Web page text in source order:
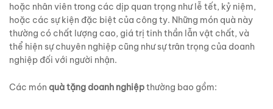
hoặc nhân viên trong các dịp quan trọng như lễ tết, kỷ niệm,
hoặc các sự kiện đặc biệt của công ty. Những món quà này
thường có chất lượng cao, giá trị tinh thần lẫn vật chất, và
thể hiện sự chuyên nghiệp cũng như sự trân trọng của doanh
nghiệp đối với người nhận.
Các món quà tặng doanh nghiệpthường bao gồm: